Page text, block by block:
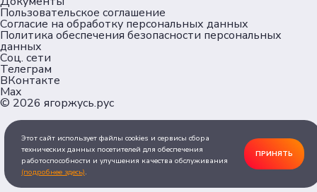
Пользовательское соглашение
Согласие на обработку персональных данных
Политика обеспечения безопасности персональных
данных
Соц. сети
Телеграм
ВКонтакте
Max
© 2026 ягоржусь.рус
Этот сайт использует файлы cookies и сервисы сбора
технических данных посетителей для обеспечения
работоспособности и улучшения качества обслуживания
(подробнее здесь).
ПРИНЯТЬ